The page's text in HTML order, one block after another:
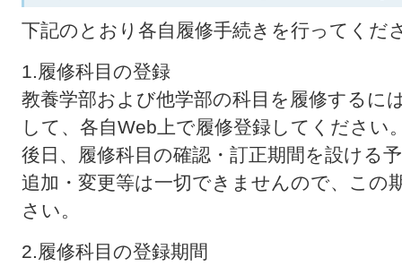
下記のとおり各自履修手続きを行ってくだ
1.履修科目の登録
教養学部および他学部の科目を履修するに
して、各自Web上で履修登録してください
後日、履修科目の確認・訂正期間を設ける
追加・変更等は一切できませんので、この
さい。
2.履修科目の登録期間